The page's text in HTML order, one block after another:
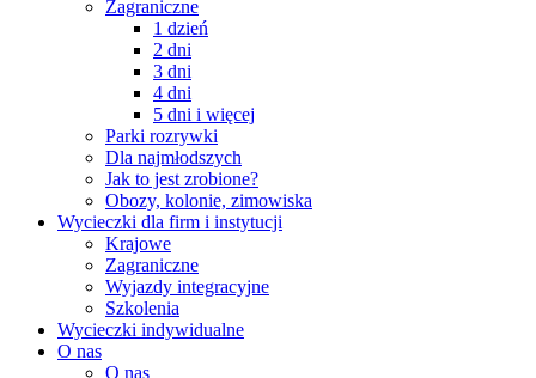
Zagraniczne
1 dzień
2 dni
3 dni
4 dni
5 dni i więcej
Parki rozrywki
Dla najmłodszych
Jak to jest zrobione?
Obozy, kolonie, zimowiska
Wycieczki dla firm i instytucji
Krajowe
Zagraniczne
Wyjazdy integracyjne
Szkolenia
Wycieczki indywidualne
O nas
O nas